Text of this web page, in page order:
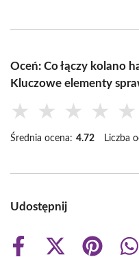
Oceń: Co łączy kolano
Kluczowe elementy
★ ★ ★ ★ ★
Średnia ocena: 4.72 Liczba
Udostępnij
Share
Share
Share